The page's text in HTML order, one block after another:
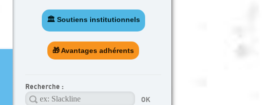
🏛️ Soutiens institutionnels
🎁 Avantages adhérents
Recherche :